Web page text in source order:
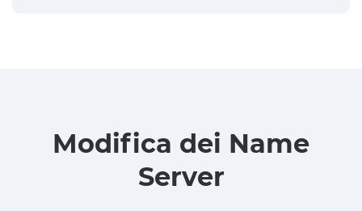
Modifica dei Name
Server